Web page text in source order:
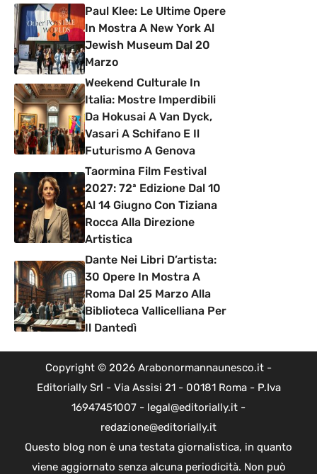
Paul Klee: Le Ultime Opere
In Mostra A New York Al
Jewish Museum Dal 20
Marzo
Weekend Culturale In
Italia: Mostre Imperdibili
Da Hokusai A Van Dyck,
Vasari A Schifano E Il
Futurismo A Genova
Taormina Film Festival
2027: 72ª Edizione Dal 10
Al 14 Giugno Con Tiziana
Rocca Alla Direzione
Artistica
Dante Nei Libri D’artista:
30 Opere In Mostra A
Roma Dal 25 Marzo Alla
Biblioteca Vallicelliana Per
Il Dantedì
Copyright © 2026 Arabonormannaunesco.it -
Editorially Srl - Via Assisi 21 - 00181 Roma - P.Iva
16947451007 - legal@editorially.it -
redazione@editorially.it
Questo blog non è una testata giornalistica, in quanto
viene aggiornato senza alcuna periodicità. Non può